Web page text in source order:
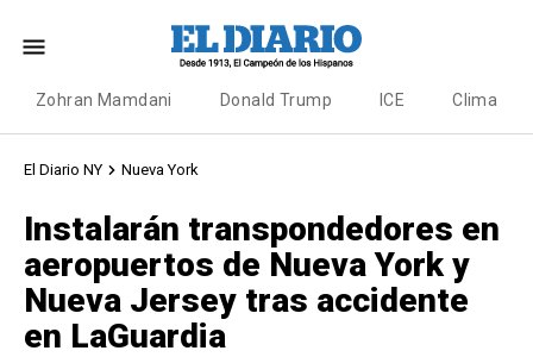
Zohran Mamdani Donald Trump ICE Clima
El Diario NY Nueva York
Instalarán transpondedores en
aeropuertos de Nueva York y
Nueva Jersey tras accidente
en LaGuardia